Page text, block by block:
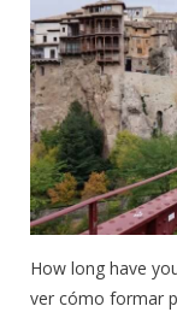
How long have
ver cómo formar